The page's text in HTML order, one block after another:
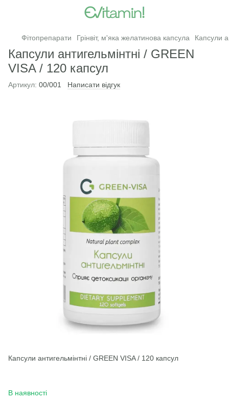
Фітопрепарати Грінвіт, м'яка желатинова капсула Капсули
Капсули антигельмінтні / GREEN
VISA / 120 капсул
Артикул: 00/001 Написати відгук
Капсули антигельмінтні / GREEN VISA / 120 капсул
В наявності